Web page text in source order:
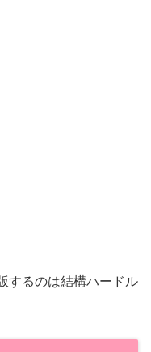
するのは結構ハードル